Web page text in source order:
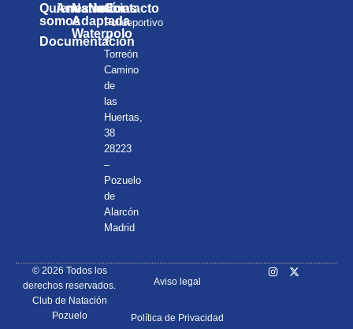
Quienes
somos
Documentación
Anuarios
Natación
Adaptada
Waterpolo
Noticias
Contacto
Polideportivo
el
Torreón
Camino
de
las
Huertas,
38
28223
–
Pozuelo
de
Alarcón
Madrid
© 2026 Todos los
derechos reservados.
Club de Natación
Pozuelo
Aviso legal
Política de Privacidad